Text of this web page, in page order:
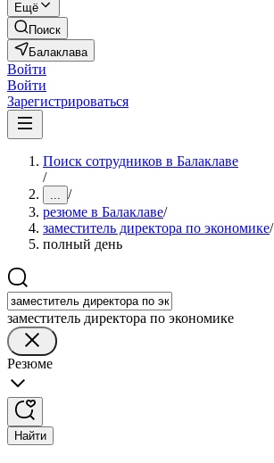
Ещё
Поиск
Балаклава
Войти
Войти
Зарегистрироваться
Поиск сотрудников в Балаклаве
/
... /
резюме в Балаклаве/
заместитель директора по экономике/
полный день
заместитель директора по экономике
Резюме
Найти